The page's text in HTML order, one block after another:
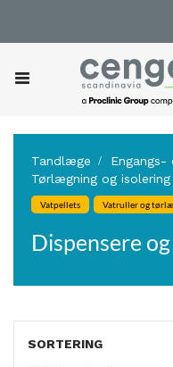
Tandlæge
Engangs-
Tørlægning og isolering
Vatpellets Vatruller og
Dispensere
SORTERING